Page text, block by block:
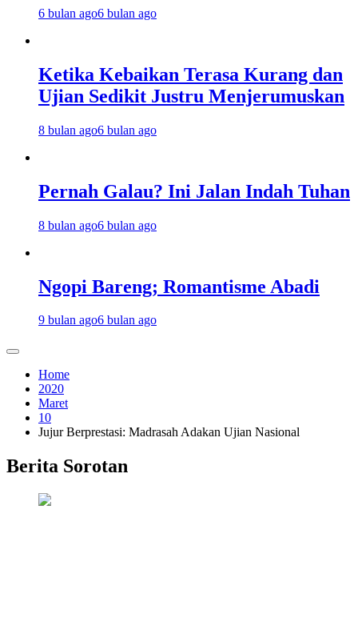
6 bulan ago6 bulan ago
Ketika Kebaikan Terasa Kurang dan
Ujian Sedikit Justru Menjerumuskan
8 bulan ago6 bulan ago
Pernah Galau? Ini Jalan Indah Tuhan
8 bulan ago6 bulan ago
Ngopi Bareng; Romantisme Abadi
9 bulan ago6 bulan ago
Home
2020
Maret
10
Jujur Berprestasi: Madrasah Adakan Ujian Nasional
Berita Sorotan